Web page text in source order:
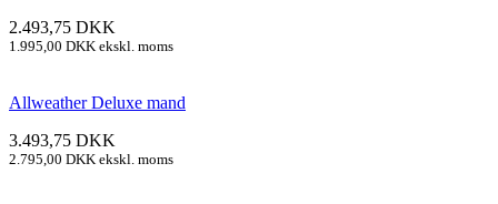
2.493,75 DKK
1.995,00 DKK ekskl. moms
Allweather Deluxe mand
3.493,75 DKK
2.795,00 DKK ekskl. moms